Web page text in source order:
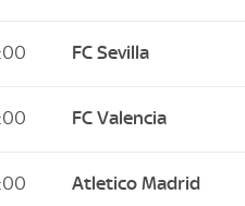
FC Sevilla
FC Valencia
Atletico Madrid